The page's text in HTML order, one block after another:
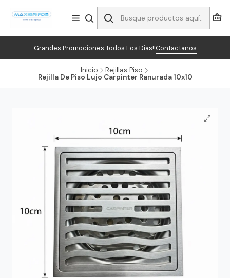
Grandes Promociones Todos Los Dias!!Contactanos
Inicio
Rejillas Piso
Rejilla De Piso Lujo Carpinter Ranurada 10x10